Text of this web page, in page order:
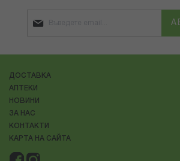
ДОСТАВКА
АПТЕКИ
НОВИНИ
ЗА НАС
КОНТАКТИ
КАРТА НА САЙТА